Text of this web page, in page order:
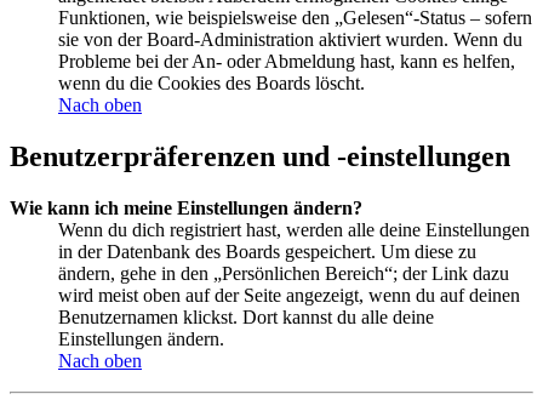
Funktionen, wie beispielsweise den „Gelesen“-Status – sofern
sie von der Board-Administration aktiviert wurden. Wenn du
Probleme bei der An- oder Abmeldung hast, kann es helfen,
wenn du die Cookies des Boards löscht.
Nach oben
Benutzerpräferenzen und -einstellungen
Wie kann ich meine Einstellungen ändern?
Wenn du dich registriert hast, werden alle deine Einstellungen
in der Datenbank des Boards gespeichert. Um diese zu
ändern, gehe in den „Persönlichen Bereich“; der Link dazu
wird meist oben auf der Seite angezeigt, wenn du auf deinen
Benutzernamen klickst. Dort kannst du alle deine
Einstellungen ändern.
Nach oben